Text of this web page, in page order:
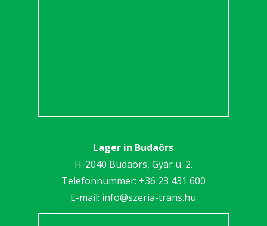
Lager in Budaörs
H-2040 Budaörs, Gyár u. 2.
Telefonnummer: +36 23 431 600
E-mail: info@szeria-trans.hu